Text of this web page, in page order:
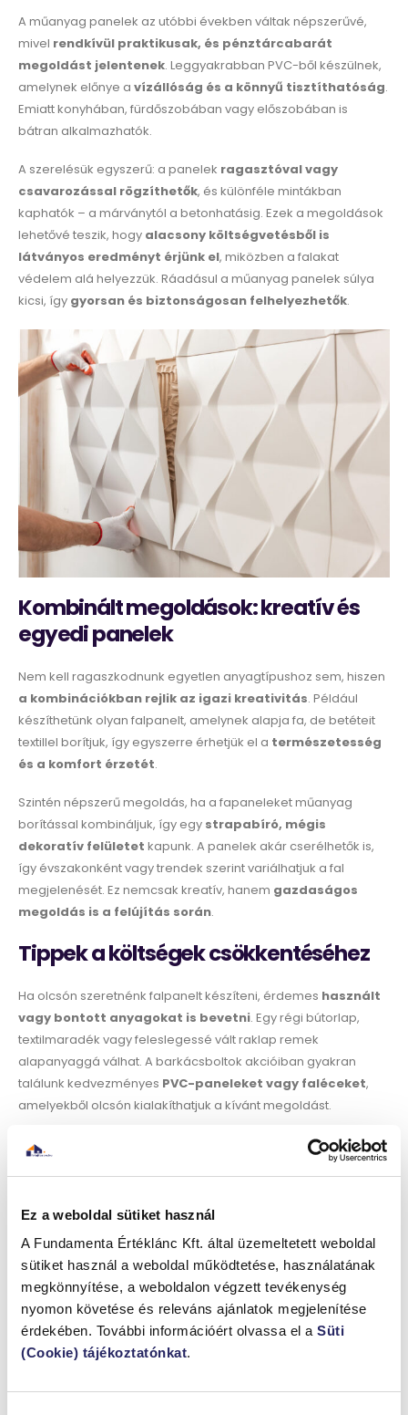
Ez a weboldal sütiket használ
A Fundamenta Értéklánc Kft. által üzemeltetett weboldal
sütiket használ a weboldal működtetése, használatának
megkönnyítése, a weboldalon végzett tevékenység
nyomon követése és releváns ajánlatok megjelenítése
érdekében. További információért olvassa el a Süti
(Cookie) tájékoztatónkat.
A műanyag panelek az utóbbi években váltak népszerűvé,
mivel rendkívül praktikusak, és pénztárcabarát
megoldást jelentenek. Leggyakrabban PVC-ből készülnek,
amelynek előnye a vízállóság és a könnyű tisztíthatóság.
Emiatt konyhában, fürdőszobában vagy előszobában is
bátran alkalmazhatók.
A szerelésük egyszerű: a panelek ragasztóval vagy
csavarozással rögzíthetők, és különféle mintákban
kaphatók – a márványtól a betonhatásig. Ezek a megoldások
lehetővé teszik, hogy alacsony költségvetésből is
látványos eredményt érjünk el, miközben a falakat
védelem alá helyezzük. Ráadásul a műanyag panelek súlya
kicsi, így gyorsan és biztonságosan felhelyezhetők.
Kombinált megoldások: kreatív és
egyedi panelek
Nem kell ragaszkodnunk egyetlen anyagtípushoz sem, hiszen
a kombinációkban rejlik az igazi kreativitás. Például
készíthetünk olyan falpanelt, amelynek alapja fa, de betéteit
textillel borítjuk, így egyszerre érhetjük el a természetesség
és a komfort érzetét.
Szintén népszerű megoldás, ha a fapaneleket műanyag
borítással kombináljuk, így egy strapabíró, mégis
dekoratív felületet kapunk. A panelek akár cserélhetők is,
így évszakonként vagy trendek szerint variálhatjuk a fal
megjelenését. Ez nemcsak kreatív, hanem gazdaságos
megoldás is a felújítás során.
Tippek a költségek csökkentéséhez
Ha olcsón szeretnénk falpanelt készíteni, érdemes használt
vagy bontott anyagokat is bevetni. Egy régi bútorlap,
textilmaradék vagy feleslegessé vált raklap remek
alapanyaggá válhat. A barkácsboltok akcióiban gyakran
találunk kedvezményes PVC-paneleket vagy faléceket,
amelyekből olcsón kialakíthatjuk a kívánt megoldást.
További trükk lehet, ha nem az egész falat borítjuk be, hanem
csak egy hangsúlyos részt, például az ágy vagy a kanapé
is látványos változást érhetünk el. Emellett célszerű saját
szerszámokat használni, hiszen így a munkadíjon is
összeget spórolhatunk.
Összegzés
A falpanelek készítése házilag nemcsak költséghatékony,
hanemkreatív és személyre szabott megoldás